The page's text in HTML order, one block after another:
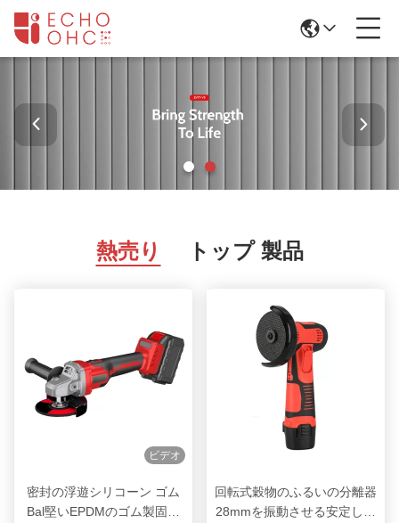
熱売り トップ 製品
ビデオ
密封の浮遊シリコーン ゴム
Bal堅いEPDMのゴム製固体
回転式穀物のふるいの分離器
28mmを振動させる安定した